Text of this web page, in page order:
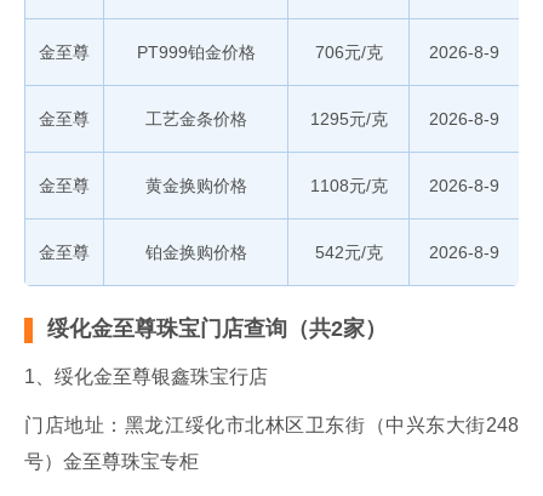
金至尊 PT999铂金价格 706元/克 2026-8-9
金至尊 工艺金条价格 1295元/克 2026-8-9
金至尊 黄金换购价格 1108元/克 2026-8-9
金至尊 铂金换购价格 542元/克 2026-8-9
绥化金至尊珠宝门店查询（共2家）
1、绥化金至尊银鑫珠宝行店
门店地址：黑龙江绥化市北林区卫东街（中兴东大街248
号）金至尊珠宝专柜